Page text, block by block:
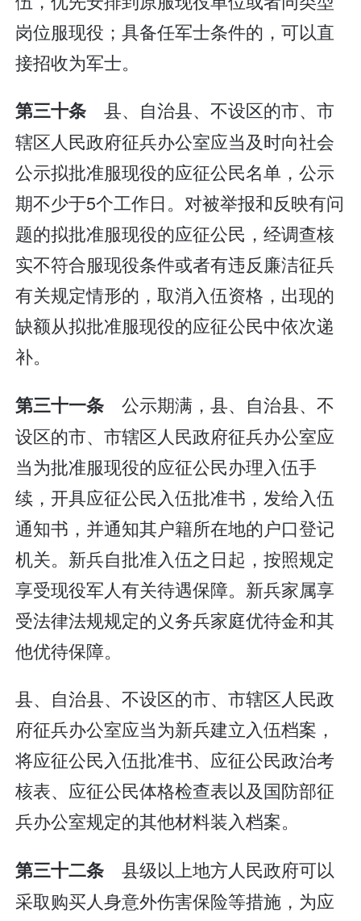
岗位服现役；具备任军士条件的，可以直
接招收为军士。
第三十条 县、自治县、不设区的市、市
辖区人民政府征兵办公室应当及时向社会
公示拟批准服现役的应征公民名单，公示
期不少于5个工作日。对被举报和反映有问
题的拟批准服现役的应征公民，经调查核
实不符合服现役条件或者有违反廉洁征兵
有关规定情形的，取消入伍资格，出现的
缺额从拟批准服现役的应征公民中依次递
补。
第三十一条 公示期满，县、自治县、不
设区的市、市辖区人民政府征兵办公室应
当为批准服现役的应征公民办理入伍手
续，开具应征公民入伍批准书，发给入伍
通知书，并通知其户籍所在地的户口登记
机关。新兵自批准入伍之日起，按照规定
享受现役军人有关待遇保障。新兵家属享
受法律法规规定的义务兵家庭优待金和其
他优待保障。
县、自治县、不设区的市、市辖区人民政
府征兵办公室应当为新兵建立入伍档案，
将应征公民入伍批准书、应征公民政治考
核表、应征公民体格检查表以及国防部征
兵办公室规定的其他材料装入档案。
第三十二条 县级以上地方人民政府可以
采取购买人身意外伤害保险等措施，为应